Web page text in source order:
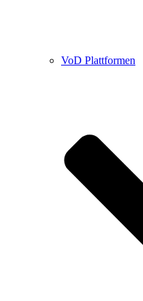
VoD Plattformen